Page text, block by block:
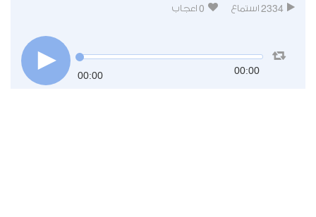
2334 استماع 0 اعجاب
00:00 00:00